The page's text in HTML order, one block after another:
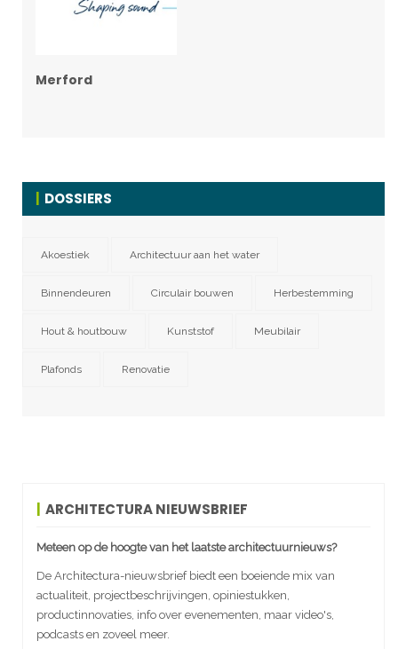
Merford
DOSSIERS
Akoestiek Architectuur aan het water
Binnendeuren Circulair bouwen Herbestemming
Hout & houtbouw Kunststof Meubilair
Plafonds Renovatie
ARCHITECTURA NIEUWSBRIEF
Meteen op de hoogte van het laatste architectuurnieuws?
De Architectura-nieuwsbrief biedt een boeiende mix van
actualiteit, projectbeschrijvingen, opiniestukken,
productinnovaties, info over evenementen, maar video's,
podcasts en zoveel meer.